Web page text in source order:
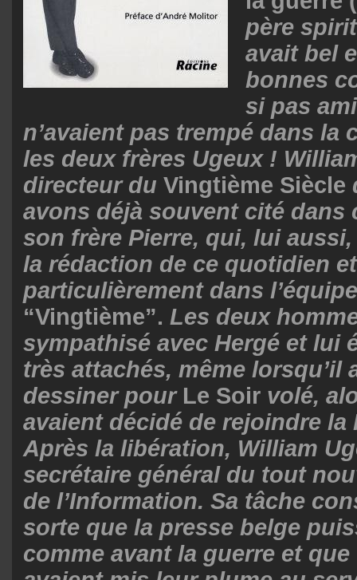
père
avait bel
bonnes
si pas
n’avaient pas trempé dans la
les deux frères Ugeux !
directeur du Vingtième Siècle
avons déjà souvent cité dans
son frère Pierre, qui, lui
la rédaction de ce quotidien
particulièrement dans
“Vingtième”. Les deux
sympathisé avec Hergé et lui
très attachés, même lorsqu’il
dessiner pour Le Soir volé,
avaient décidé de rejoindre la
Après la libération, William
secrétaire général du tout
de l’Information. Sa tâche
sorte que la presse belge
comme avant la guerre et